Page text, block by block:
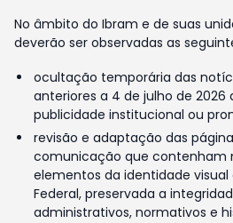
No âmbito do Ibram e de suas
deverão ser observadas as
ocultação temporária das
anteriores a 4 de julho de
publicidade institucional ou
revisão e adaptação das
comunicação que contenham
elementos da identidade visual
Federal, preservada a
administrativos, normativos e